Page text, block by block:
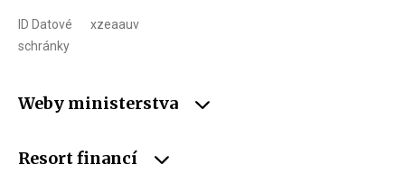
ID Datové
schránky
xzeaauv
Weby ministerstva
Resort financí